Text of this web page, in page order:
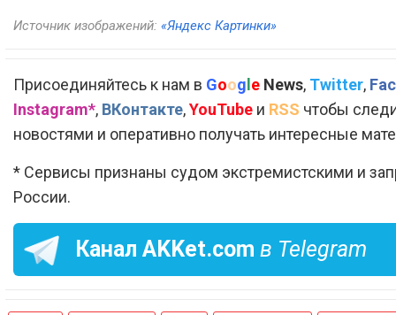
Источник изображений: «Яндекс Картинки»
Присоединяйтесь к нам в Google News, Twitter,
Instagram*, ВКонтакте,YouTube и RSS чтобы
новостями и оперативно получать интересные
* Сервисы признаны судом экстремистскими и
России.
Канал AKKet.com в Telegram